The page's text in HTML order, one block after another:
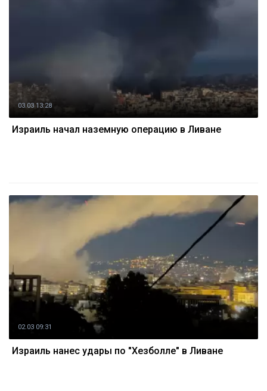
03.03 13:28
Израиль начал наземную операцию в Ливане
02.03 09:31
Израиль нанес удары по "Хезболле" в Ливане